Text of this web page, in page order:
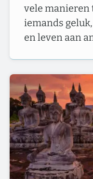
vele manieren
iemands
en leven aan